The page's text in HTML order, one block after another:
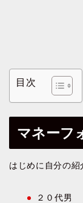
目次
マネーフ
はじめに自分の紹
２０代男